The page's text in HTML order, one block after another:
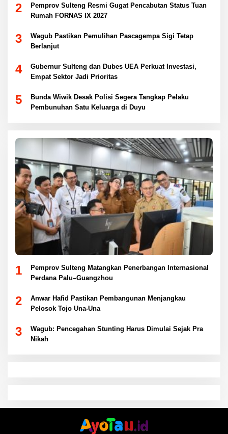
2
Pemprov Sulteng Resmi Gugat Pencabutan Status Tuan
Rumah FORNAS IX 2027
3
Wagub Pastikan Pemulihan Pascagempa Sigi Tetap
Berlanjut
4
Gubernur Sulteng dan Dubes UEA Perkuat Investasi,
Empat Sektor Jadi Prioritas
5
Bunda Wiwik Desak Polisi Segera Tangkap Pelaku
Pembunuhan Satu Keluarga di Duyu
1
Pemprov Sulteng Matangkan Penerbangan Internasional
Perdana Palu–Guangzhou
2
Anwar Hafid Pastikan Pembangunan Menjangkau
Pelosok Tojo Una-Una
3
Wagub: Pencegahan Stunting Harus Dimulai Sejak Pra
Nikah